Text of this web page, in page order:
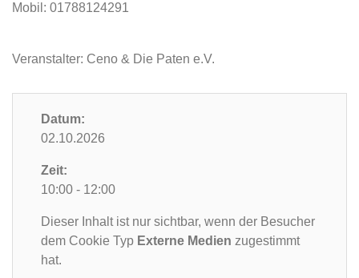
Mobil: 01788124291
Veranstalter: Ceno & Die Paten e.V.
Datum:
02.10.2026
Zeit:
10:00 - 12:00
Dieser Inhalt ist nur sichtbar, wenn der Besucher
dem Cookie Typ Externe Medien zugestimmt
hat.